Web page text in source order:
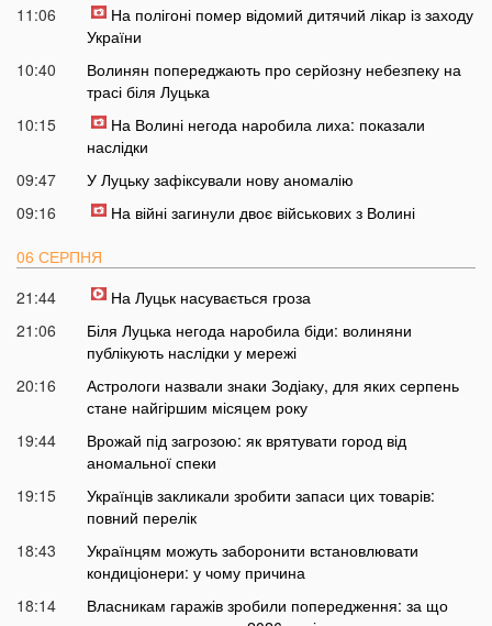
11:06
На полігоні помер відомий дитячий лікар із заходу
України
10:40
Волинян попереджають про серйозну небезпеку на
трасі біля Луцька
10:15
На Волині негода наробила лиха: показали
наслідки
09:47
У Луцьку зафіксували нову аномалію
09:16
На війні загинули двоє військових з Волині
06 СЕРПНЯ
21:44
На Луцьк насувається гроза
21:06
Біля Луцька негода наробила біди: волиняни
публікують наслідки у мережі
20:16
Астрологи назвали знаки Зодіаку, для яких серпень
стане найгіршим місяцем року
19:44
Врожай під загрозою: як врятувати город від
аномальної спеки
19:15
Українців закликали зробити запаси цих товарів:
повний перелік
18:43
Українцям можуть заборонити встановлювати
кондиціонери: у чому причина
18:14
Власникам гаражів зробили попередження: за що